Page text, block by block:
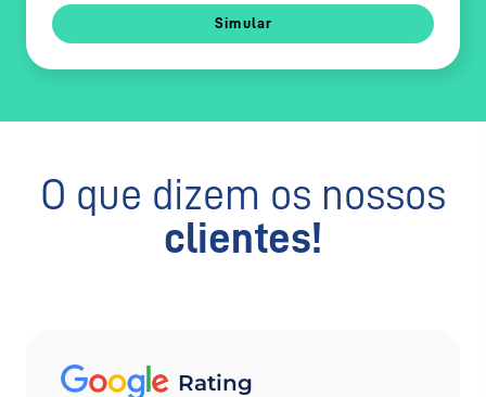
Simular
O que dizem os nossos
clientes!
Rating